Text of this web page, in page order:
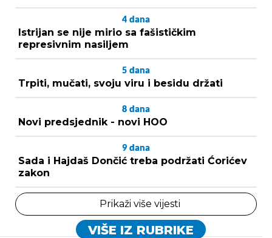
4 dana
Istrijan se nije mirio sa fašističkim
represivnim nasiljem
5 dana
Trpiti, mučati, svoju viru i besidu držati
8 dana
Novi predsjednik - novi HOO
9 dana
Sada i Hajdaš Dončić treba podržati Ćorićev
zakon
Prikaži više vijesti
VIŠE IZ RUBRIKE